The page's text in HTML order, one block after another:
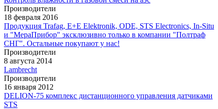
Производители
18 февраля 2016
Продукция Trafag, E+E Elektronik, ODE, STS Electronics, In-Situ
и "МераПрибор" эксклюзивно только в компании "Полтраф
СНГ". Остальные покупают у нас!
Производители
8 августа 2014
Lambrecht
Производители
16 января 2012
DELION-75 комплекс дистанционного управления датчиками
STS